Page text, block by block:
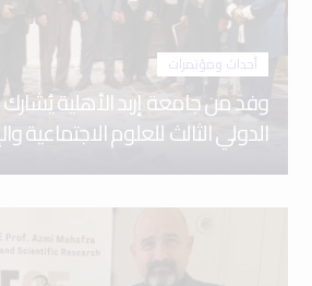
أحداث ومؤتمرات
وفد من جامعة إربد الأهلية
الدولي الثالث للعلوم الاجتماعية